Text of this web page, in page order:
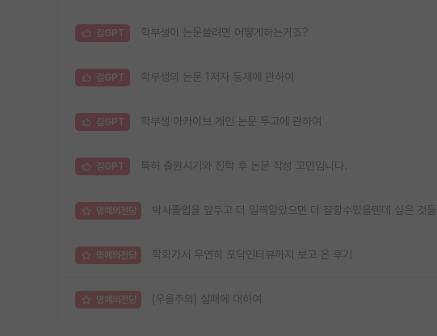
김GPT 학부생이 논문쓸려면 어떻게하는거죠?
김GPT 학부생의 논문 1저자 등재에 관하여
김GPT 학부생 아카이브 개인 논문 투고에 관하여
김GPT 특허 출원시기와 진학 후 논문 작성 고민입니다.
명예의전당 박사졸업을 앞두고 더 일찍알았으면 더 잘할수있을텐데 싶은 것들
명예의전당 학회가서 우연히 포닥인터뷰까지 보고 온 후기
명예의전당 (우울주의) 실패에 대하여